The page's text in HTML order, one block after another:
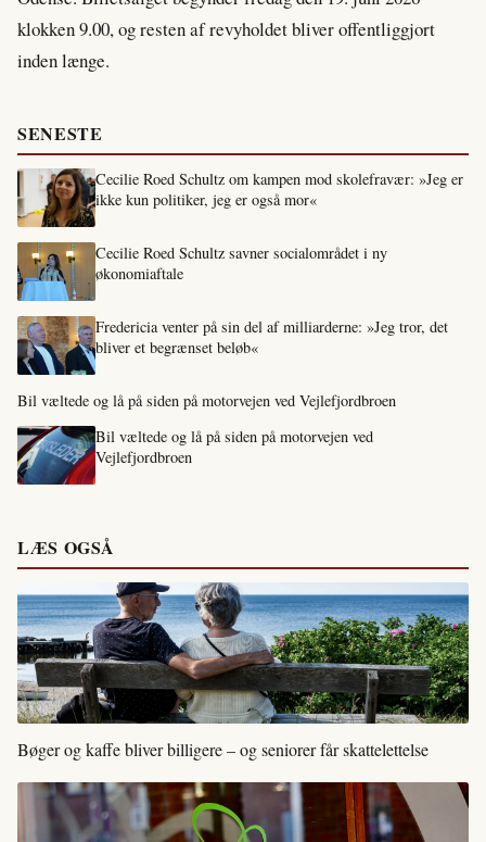
klokken 9.00, og resten af revyholdet bliver offentliggjort
inden længe.
SENESTE
Cecilie Roed Schultz om kampen mod skolefravær: »Jeg er
ikke kun politiker, jeg er også mor«
Cecilie Roed Schultz savner socialområdet i ny
økonomiaftale
Fredericia venter på sin del af milliarderne: »Jeg tror, det
bliver et begrænset beløb«
Bil væltede og lå på siden på motorvejen ved Vejlefjordbroen
Bil væltede og lå på siden på motorvejen ved
Vejlefjordbroen
LÆS OGSÅ
Bøger og kaffe bliver billigere – og seniorer får skattelettelse